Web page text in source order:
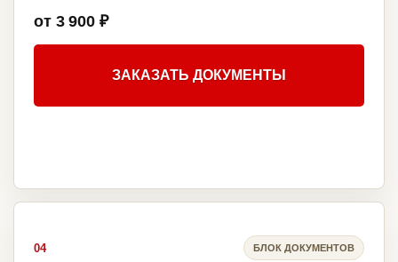
от 3 900 ₽
ЗАКАЗАТЬ ДОКУМЕНТЫ
04 БЛОК ДОКУМЕНТОВ